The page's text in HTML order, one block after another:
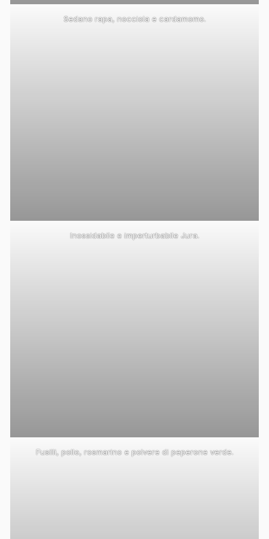
Sedano rapa, nocciola e cardamomo.
Inossidabile e imperturbabile Jura.
Fusilli, pollo, rosmarino e polvere di peperone verde.